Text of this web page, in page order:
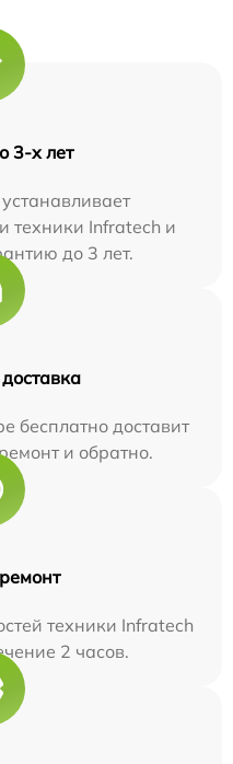
3-х лет
техники Infratech и
до 3 лет.
бесплатно доставит
и обратно.
техники Infratech
2 часов.